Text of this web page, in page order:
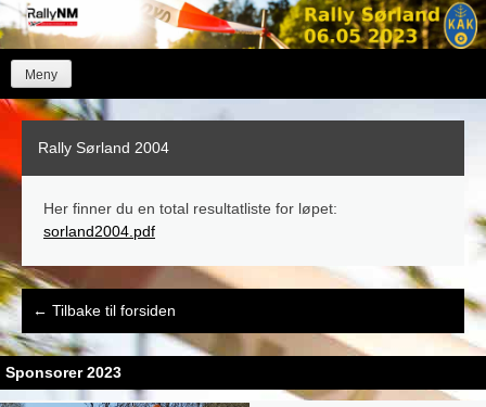
Skip
to
Meny
Rally Sørland 2004
Her finner du en total resultatliste for løpet:
sorland2004.pdf
Post
navigation
← Tilbake til forsiden
Sponsorer 2023